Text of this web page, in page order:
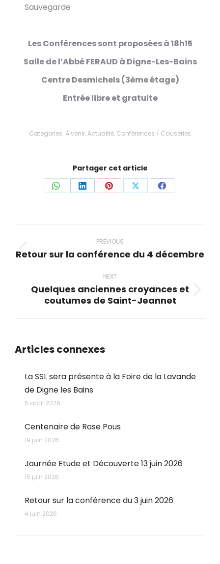
Sauvegarde
Les Conférences sont proposées à 18h15
Salle de l’Abbé FERAUD à Digne-Les-Bains
Centre Desmichels (3ème étage)
Entrée libre et gratuite
Categories: À venir,Actualité, Conférences / Causeries
Partager cet article
Share Share Share Share Share
navigation
PREVIOUS
Previous
Retour sur la conférence du 4 décembre
NEXT
Next
Quelques anciennes croyances et
coutumes de Saint-Jeannet
Articles connexes
La SSL sera présente à la Foire de la Lavande
de Digne les Bains
5 août 2026
Centenaire de Rose Pous
19 juin 2026
Journée Etude et Découverte 13 juin 2026
15 juin 2026
Retour sur la conférence du 3 juin 2026
4 juin 2026